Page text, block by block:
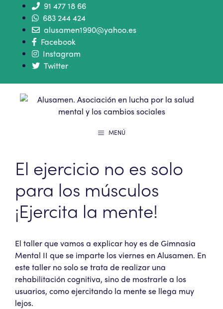
91 477 18 66
683 244 424
alusamen1990@yahoo.es
Facebook
Instagram
Twitter
MENÚ
El ejercicio no es solo
para los músculos
¡Ejercita la mente!
El taller que vamos a explicar hoy es de Gimnasia
Mental II que se imparte los viernes en Alusamen. En
este taller no solo se trata de realizar una
rehabilitación cognitiva, sino de mostrarle a los
usuarios, como ejercitando la mente se llega muy
lejos.